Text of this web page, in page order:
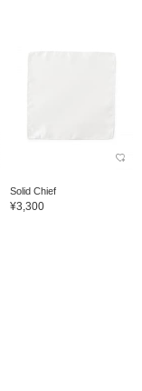
Solid Chief
¥3,300